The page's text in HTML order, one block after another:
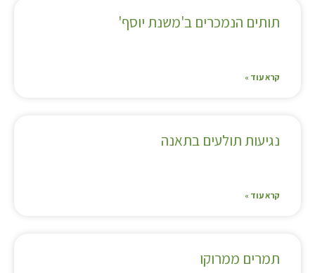
תותים הנמכרים ב'משנת יוסף'
קרא עוד »
נגיעות תולעים בתאנה
קרא עוד »
תמרים ממרוקו